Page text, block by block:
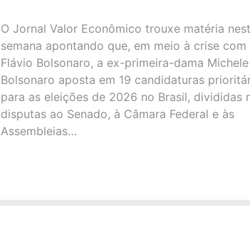
O Jornal Valor Econômico trouxe matéria
semana apontando que, em meio à crise com
Flávio Bolsonaro, a ex-primeira-dama Michele
Bolsonaro aposta em 19 candidaturas
para as eleições de 2026 no Brasil, divididas
disputas ao Senado, à Câmara Federal e às
Assembleias…